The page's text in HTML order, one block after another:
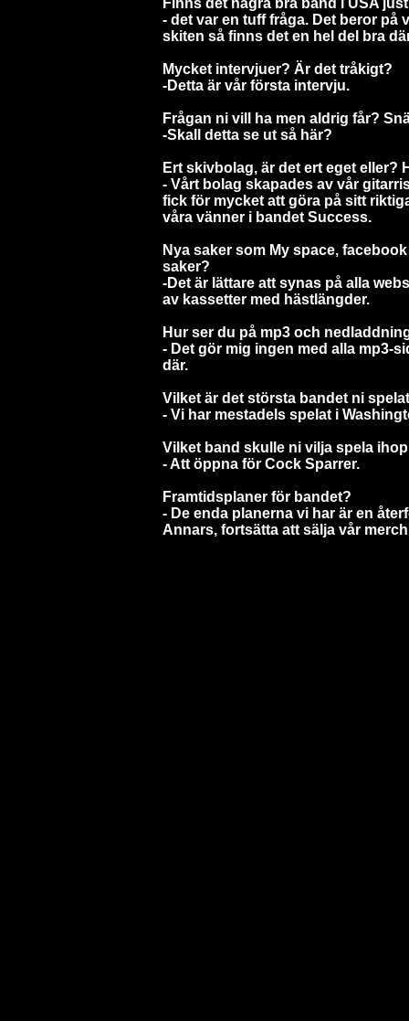
Finns det några bra band i USA
- det var en tuff fråga. Det beror på
skiten så finns det en hel del bra
Mycket intervjuer? Är det tråkigt?
­-Detta är vår första intervju.
Frågan ni vill ha men aldrig får?
-Skall detta se ut så här?
Ert skivbolag, är det ert eget
- Vårt bolag skapades av vår
fick för mycket att göra på sitt
våra vänner i bandet Success.
Nya saker som My space,
saker?
-Det är lättare att synas på alla
av kassetter med hästlängder.
Hur ser du på mp3 och
- Det gör mig ingen med alla mp3-
där.
Vilket är det största bandet ni
- Vi har mestadels spelat i
Vilket band skulle ni vilja spela
- Att öppna för Cock Sparrer.
Framtidsplaner för bandet?
- De enda planerna vi har är en
Annars, fortsätta att sälja vår